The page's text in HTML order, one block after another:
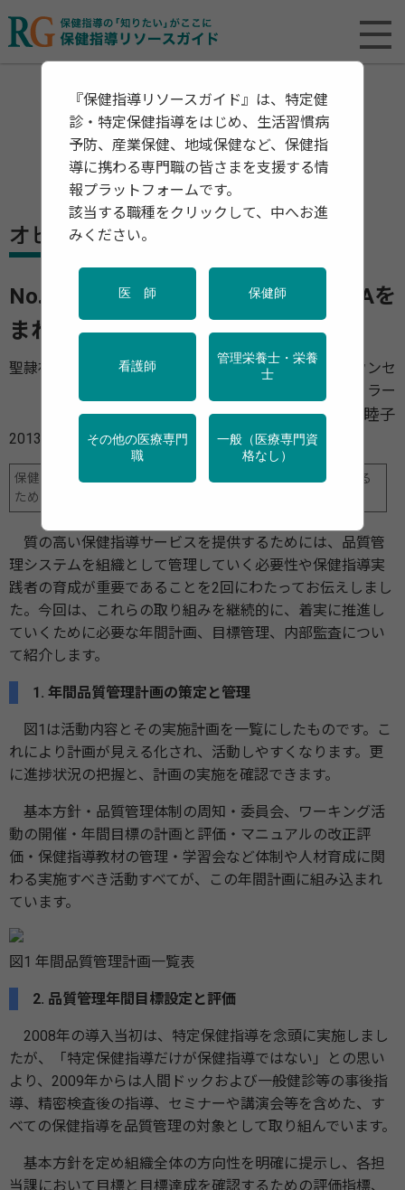
オピニオン
No.3 質の管理に必要な目標とPDCAを
まわすための仕組みと実践
聖隷福祉事業団 保健事業部 看護部長 看護師・産業カウンセ
ラー
鳥羽山 睦子
2013年10月09日
保健指導サービスの質の管理 ～選ばれる健診機関であり続ける
ために～
質の高い保健指導サービスを提供するためには、品質管
理システムを組織として管理していく必要性や保健指導実
践者の育成が重要であることを2回にわたってお伝えしまし
た。今回は、これらの取り組みを継続的に、着実に推進し
ていくために必要な年間計画、目標管理、内部監査につい
て紹介します。
1. 年間品質管理計画の策定と管理
図1は活動内容とその実施計画を一覧にしたものです。こ
れにより計画が見える化され、活動しやすくなります。更
に進捗状況の把握と、計画の実施を確認できます。
基本方針・品質管理体制の周知・委員会、ワーキング活
動の開催・年間目標の計画と評価・マニュアルの改正評
価・保健指導教材の管理・学習会など体制や人材育成に関
わる実施すべき活動すべてが、この年間計画に組み込まれ
ています。
図1 年間品質管理計画一覧表
2. 品質管理年間目標設定と評価
2008年の導入当初は、特定保健指導を念頭に実施しまし
たが、「特定保健指導だけが保健指導ではない」との思い
より、2009年からは人間ドックおよび一般健診等の事後指
導、精密検査後の指導、セミナーや講演会等を含めた、す
べての保健指導を品質管理の対象として取り組んでいます。
基本方針を定め組織全体の方向性を明確に提示し、各担
当課において目標と目標達成を確認するための評価指標、
『保健指導リソースガイド』は、特定健
診・特定保健指導をはじめ、生活習慣病
予防、産業保健、地域保健など、保健指
導に携わる専門職の皆さまを支援する情
報プラットフォームです。
該当する職種をクリックして、中へお進
みください。
医 師 保健師
看護師
管理栄養士・栄養
士
その他の医療専門
職
一般（医療専門資
格なし）